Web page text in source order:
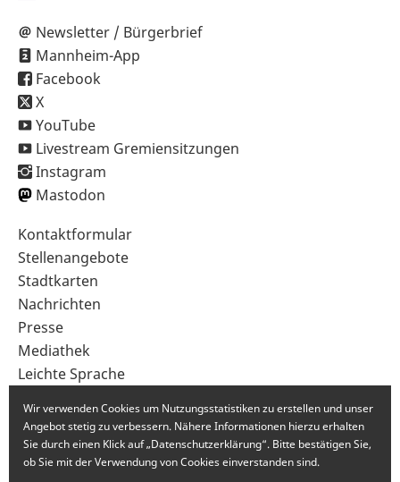
Newsletter / Bürgerbrief
Mannheim-App
Facebook
X
YouTube
Livestream Gremiensitzungen
Instagram
Mastodon
Sekundärnavigation
im
Fußbereich
Kontaktformular
Stellenangebote
Stadtkarten
Nachrichten
Presse
Mediathek
Leichte Sprache
Wir verwenden Cookies um Nutzungsstatistiken zu erstellen und unser
Angebot stetig zu verbessern. Nähere Informationen hierzu erhalten
Sie durch einen Klick auf „Datenschutzerklärung“. Bitte bestätigen Sie,
ob Sie mit der Verwendung von Cookies einverstanden sind.